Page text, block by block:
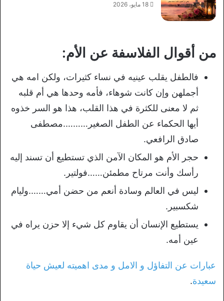
18 مايو، 2026
من أقوال الفلاسفة عن الأم:
فالطفل يقلب عينيه في نساء كثيرات، ولكن امه هي
أجملهن وإن كانت شوهاء، فأمه وحدها هي أم قلبه
ثم لا معنى للكثرة في هذا القلب، هذا هو السر خذوه
أيها الحكماء عن الطفل الصغير……….مصطفى
صادق الرافعي.
حجر الأم هو المكان الآمن الذي تستطيع أن تسند إليه
رأسك وأنت مرتاح مطمئن……فولتير.
ليس في العالم وسادة أنعم من حضن أمي…….وليام
شكسبير.
يستطيع الإنسان أن يقاوم كل شيء إلا حزن يراه في
عين أمه.
عبارات عن التفاؤل و الامل و مدى اهميته لعيش حياة
سعيدة.